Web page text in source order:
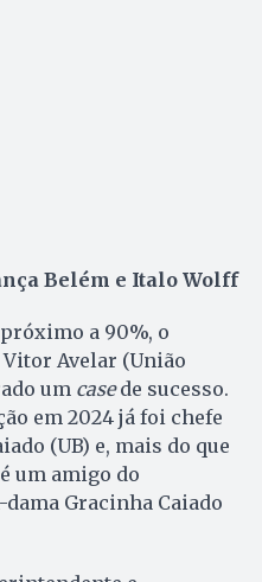
Belém e Italo Wolff
a 90%, o
Vitor Avelar (União
um casede sucesso.
em 2024 já foi chefe
(UB) e, mais do que
um amigo do
Gracinha Caiado